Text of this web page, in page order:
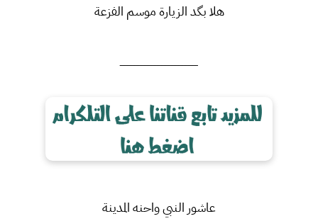
هلا بگد الزيارة موسم الفزعة
ـــــــــــــــــــــــــــــــــــــــــــــــــــــــ
عاشور النبي واحنه المدينة